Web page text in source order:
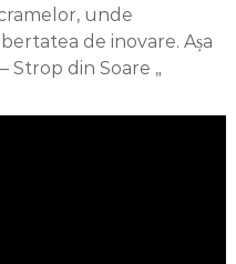
unde
de inovare. Așa
Strop din Soare „